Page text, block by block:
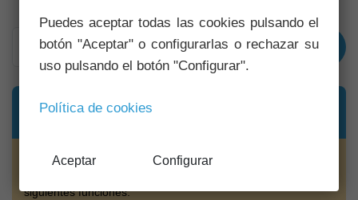
Limpiar
¿Cuáles son las funciones de la FDMCM para con los
Con respecto a los Senderos Homologados bajo la Norma
siguientes funciones:
Puedes aceptar todas las cookies pulsando el
botón "Aceptar" o configurarlas o rechazar su
uso pulsando el botón "Configurar".
Política de cookies
Aceptar Configurar